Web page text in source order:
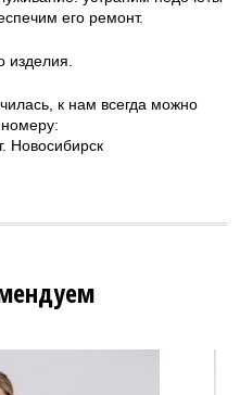
его ремонт.
изделия.
к нам всегда можно
номеру:
Новосибирск